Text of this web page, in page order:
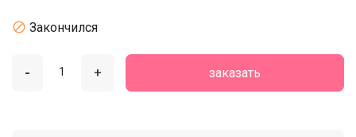
 Закончился
- + заказать